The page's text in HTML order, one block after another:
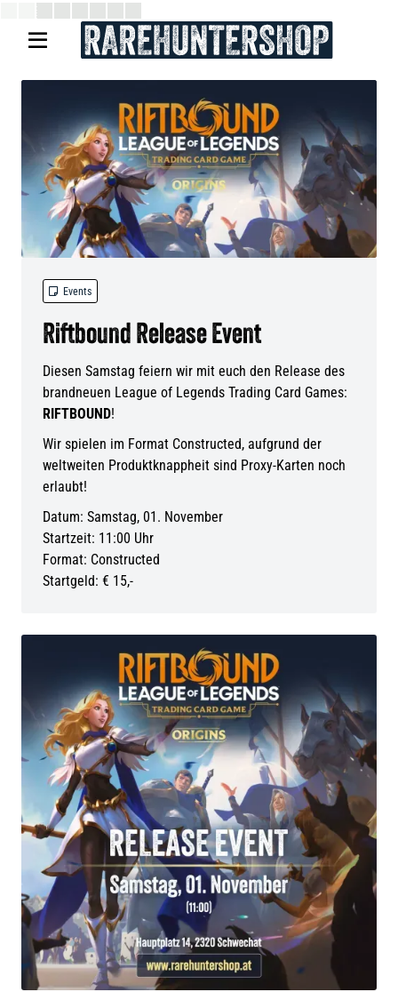

 Events
Riftbound Release Event
Diesen Samstag feiern wir mit euch den Release des
brandneuen League of Legends Trading Card Games:
RIFTBOUND!
Wir spielen im Format Constructed, aufgrund der
weltweiten Produktknappheit sind Proxy-Karten noch
erlaubt!
Datum: Samstag, 01. November
Startzeit: 11:00 Uhr
Format: Constructed
Startgeld: € 15,-